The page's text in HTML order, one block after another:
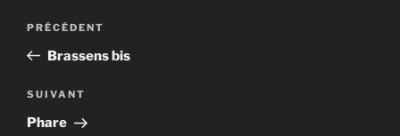
Navigation
l’article
Article
précédent
PRÉCÉDENT
Brassens bis
Article
suivant
SUIVANT
Phare